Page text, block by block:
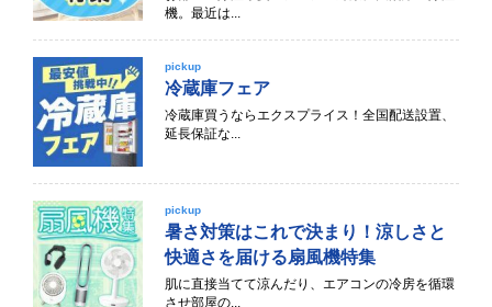
機。最近は...
pickup
冷蔵庫フェア
冷蔵庫買うならエクスプライス！全国配送設置、
延長保証な...
pickup
暑さ対策はこれで決まり！涼しさと
快適さを届ける扇風機特集
肌に直接当てて涼んだり、エアコンの冷房を循環
させ部屋の...